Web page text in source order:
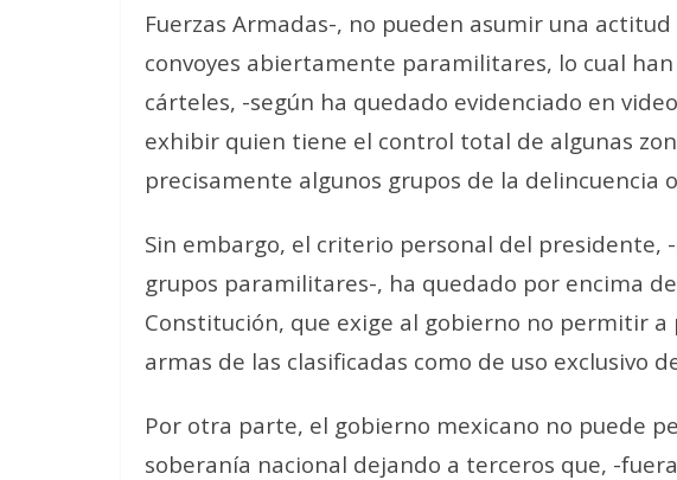
Fuerzas Armadas-, no pueden asumir una
convoyes abiertamente paramilitares, lo cual
cárteles, -según ha quedado evidenciado en
exhibir quien tiene el control total de algunas
precisamente algunos grupos de la delincuencia
Sin embargo, el criterio personal del presidente,
grupos paramilitares-, ha quedado por encima
Constitución, que exige al gobierno no permitir a
armas de las clasificadas como de uso exclusivo
Por otra parte, el gobierno mexicano no puede
soberanía nacional dejando a terceros que, -